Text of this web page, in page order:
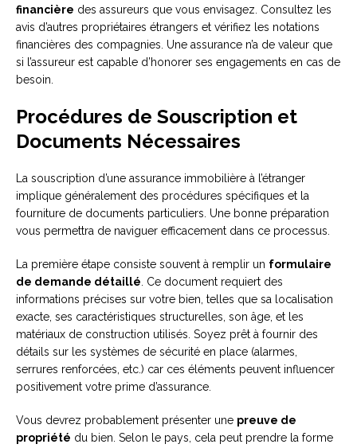
financière des assureurs que vous envisagez. Consultez les
avis d’autres propriétaires étrangers et vérifiez les notations
financières des compagnies. Une assurance n’a de valeur que
si l’assureur est capable d’honorer ses engagements en cas de
besoin.
Procédures de Souscription et
Documents Nécessaires
La souscription d’une assurance immobilière à l’étranger
implique généralement des procédures spécifiques et la
fourniture de documents particuliers. Une bonne préparation
vous permettra de naviguer efficacement dans ce processus.
La première étape consiste souvent à remplir un formulaire
de demande détaillé. Ce document requiert des
informations précises sur votre bien, telles que sa localisation
exacte, ses caractéristiques structurelles, son âge, et les
matériaux de construction utilisés. Soyez prêt à fournir des
détails sur les systèmes de sécurité en place (alarmes,
serrures renforcées, etc.) car ces éléments peuvent influencer
positivement votre prime d’assurance.
Vous devrez probablement présenter une preuve de
propriété du bien. Selon le pays, cela peut prendre la forme